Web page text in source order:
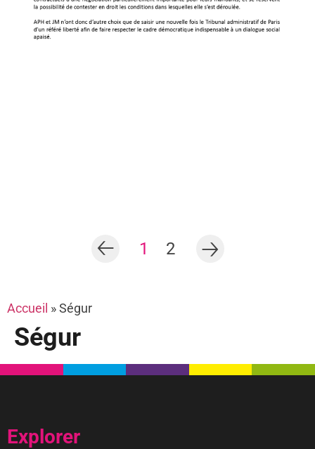
Accueil »Ségur
Ségur
1 2
Explorer